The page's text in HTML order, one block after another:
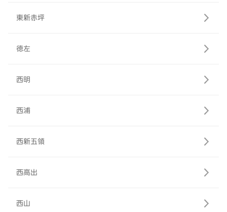
東新赤坪
徳左
西明
西浦
西新五領
西高出
西山